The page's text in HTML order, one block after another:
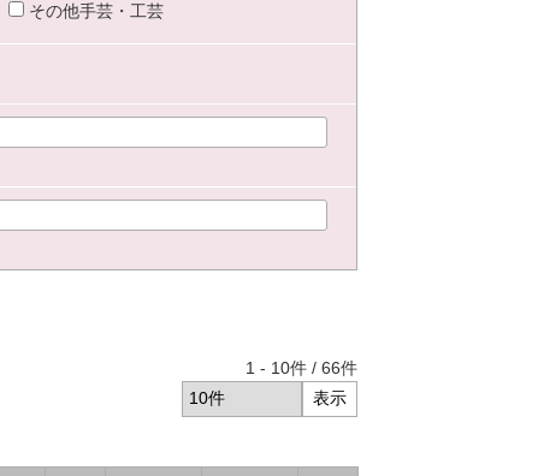
その他手芸・工芸
1 - 10件 / 66件